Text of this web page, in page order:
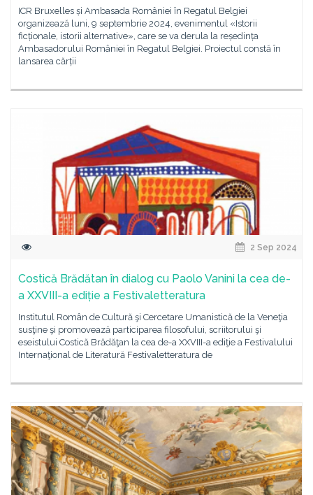
ICR Bruxelles și Ambasada României în Regatul Belgiei
organizează luni, 9 septembrie 2024, evenimentul «Istorii
ficționale, istorii alternative», care se va derula la reședința
Ambasadorului României în Regatul Belgiei. Proiectul constă în
lansarea cărții
2 Sep 2024
Costică Brădătan în dialog cu Paolo Vanini la cea de-
a XXVIII-a ediție a Festivaletteratura
Institutul Român de Cultură şi Cercetare Umanistică de la Veneţia
susţine şi promovează participarea filosofului, scriitorului şi
eseistului Costică Brădăţan la cea de-a XXVIII-a ediţie a Festivalului
Internaţional de Literatură Festivaletteratura de